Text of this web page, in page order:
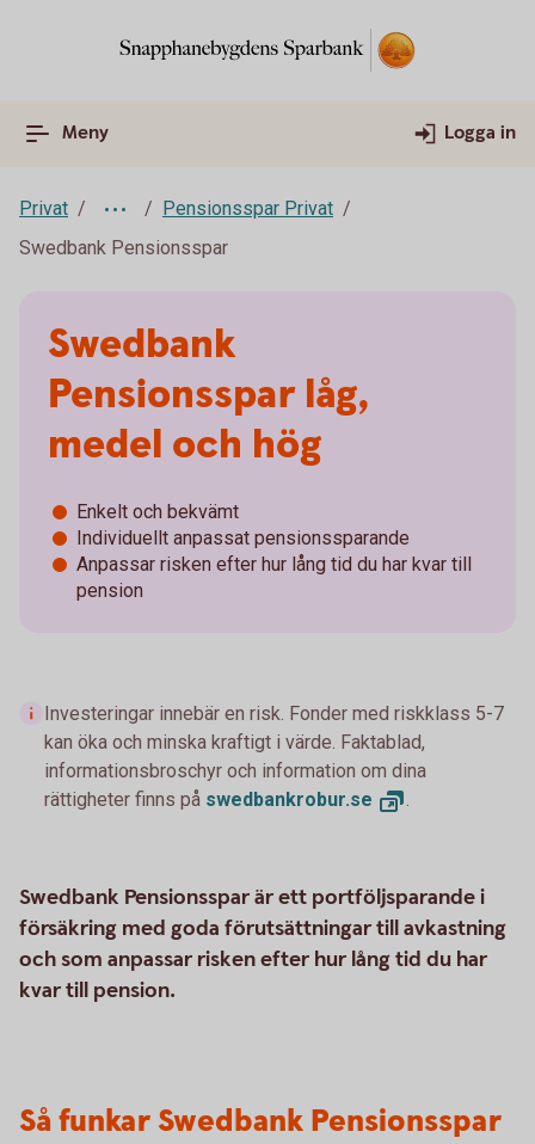
Meny Logga in
Privat
Pensionsspar Privat
Swedbank Pensionsspar
Swedbank
Pensionsspar låg,
medel och hög
Enkelt och bekvämt
Individuellt anpassat pensionssparande
Anpassar risken efter hur lång tid du har kvar till
pension
Investeringar innebär en risk. Fonder med riskklass 5-7
kan öka och minska kraftigt i värde. Faktablad,
informationsbroschyr och information om dina
rättigheter finns på swedbankrobur.se .
Swedbank Pensionsspar är ett portföljsparande i
försäkring med goda förutsättningar till avkastning
och som anpassar risken efter hur lång tid du har
kvar till pension.
Så funkar Swedbank Pensionsspar